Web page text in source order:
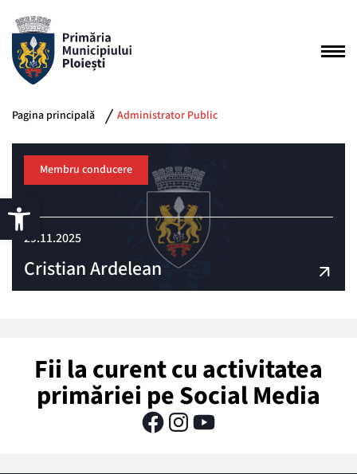
Pagina principală Administrator Public
Membru conducere
29.11.2025
Cristian Ardelean
Fii la curent cu activitatea
primăriei pe Social Media